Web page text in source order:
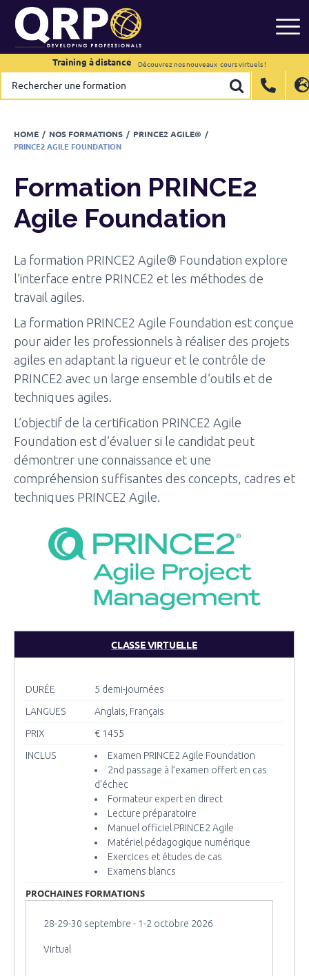
content
International
Belgium
EN FR
NL
France
FR
Italy
Luxembourg
EN
FR
Switzerland
DE EN
FR
Netherlands
NL
Rechercher
une
formation
Training à distance Découvrez nos nouveaux cours virtuels !
International
Belgium
EN FR
NL
France
FR
Italy
Luxembourg
EN
FR
Switzerland
DE EN
FR
Netherlands
NL
Rechercher
une
formation
Training à distance Découvrez nos nouveaux cours virtuels !
HOME / NOS FORMATIONS / PRINCE2 AGILE® /
PRINCE2 AGILE FOUNDATION
FormationPRINCE2 Agile Foundation
Calendrier
Formation PRINCE2
Agile Foundation
La formation PRINCE2 Agile® Foundation explore
l’interface entre PRINCE2 et les méthodes de
travail agiles.
La formation PRINCE2 Agile Foundation est conçue
pour aider les professionnels à réaliser des projets
agiles en adaptant la rigueur et le contrôle de
PRINCE2 avec un large ensemble d’outils et de
techniques agiles.
L’objectif de la certification PRINCE2 Agile
Foundation est d’évaluer si le candidat peut
démontrer une connaissance et une
compréhension suffisantes des concepts, cadres et
techniques PRINCE2 Agile.
CLASSE VIRTUELLE
DURÉE
5 demi-journées
LANGUES
Anglais, Français
PRIX
€ 1455
INCLUS
Examen PRINCE2 Agile Foundation
2nd passage à l’examen offert en cas
d’échec
Formateur expert en direct
Lecture préparatoire
Manuel officiel PRINCE2 Agile
Matériel pédagogique numérique
Exercices et études de cas
Examens blancs
PROCHAINES FORMATIONS
28-29-30 septembre - 1-2 octobre 2026
Virtual